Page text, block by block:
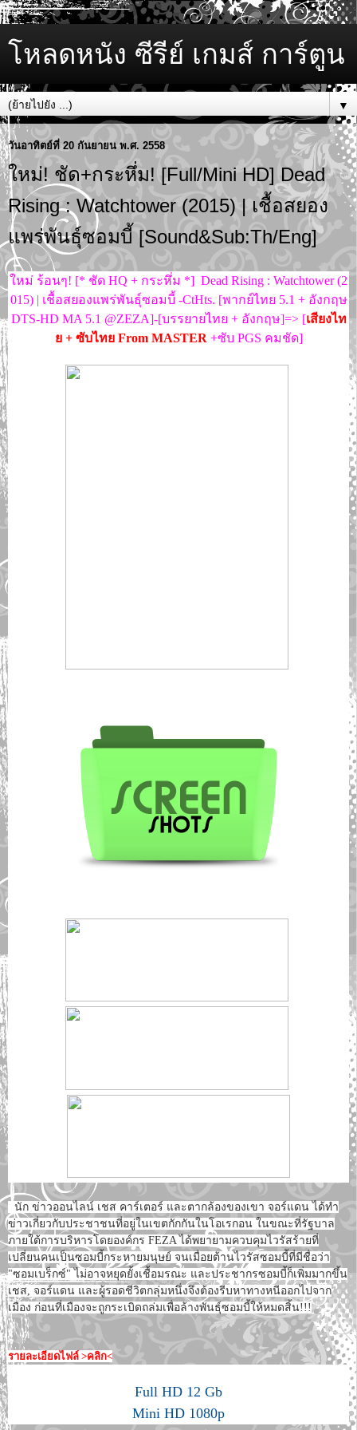
โหลดหนัง ซีรีย์ เกมส์ การ์ตูน
▼
วันอาทิตย์ที่ 20 กันยายน พ.ศ. 2558
ใหม่! ชัด+กระหึ่ม! [Full/Mini HD] Dead
Rising : Watchtower (2015) | เชื้อสยอง
แพร่พันธุ์ซอมบี้ [Sound&Sub:Th/Eng]
ใหม่ ร้อนๆ! [* ชัด HQ + กระหึ่ม *] Dead Rising : Watchtower (2
015) | เชื้อสยองแพร่พันธุ์ซอมบี้ -CtHts. [พากย์ไทย 5.1 + อังกฤษ
DTS-HD MA 5.1 @ZEZA]-[บรรยายไทย + อังกฤษ]=> [เสียงไท
ย + ซับไทย From MASTER +ซับ PGS คมชัด]
นัก ข่าวออนไลน์ เชส คาร์เตอร์ และตากล้องของเขา จอร์แดน ได้ทำ
ข่าวเกี่ยวกับประชาชนที่อยู่ในเขตกักกันในโอเรกอน ในขณะที่รัฐบาล
ภายใต้การบริหารโดยองค์กร FEZA ได้พยายามควบคุมไวรัสร้ายที่
เปลี่ยนคนเป็นซอมบี้กระหายมนุษย์ จนเมื่อยต้านไวรัสซอมบี้ที่มีชื่อว่า
"ซอมเบร็กซ์" ไม่อาจหยุดยั้งเชื้อมรณะ และประชากรซอมบี้ก็เพิ่มมากขึ้น
เชส, จอร์แดน และผู้รอดชีวิตกลุ่มหนึ่งจึงต้องรีบหาทางหนีออกไปจาก
เมือง ก่อนที่เมืองจะถูกระเบิดถล่มเพื่อล้างพันธุ์ซอมบี้ให้หมดสิ้น!!!
รายละเอียดไฟล์ >คลิก<
Full HD 12 Gb
Mini HD 1080p